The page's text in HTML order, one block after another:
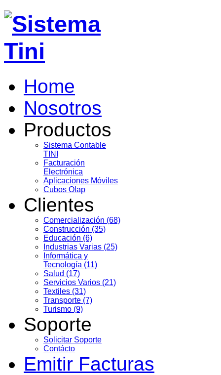
Home
Nosotros
Productos
Sistema Contable
TINI
Facturación
Electrónica
Aplicaciones Móviles
Cubos Olap
Clientes
Comercialización (68)
Construcción (35)
Educación (6)
Industrias Varias (25)
Informática y
Tecnología (11)
Salud (17)
Servicios Varios (21)
Textiles (31)
Transporte (7)
Turismo (9)
Soporte
Solicitar Soporte
Contácto
Emitir Facturas